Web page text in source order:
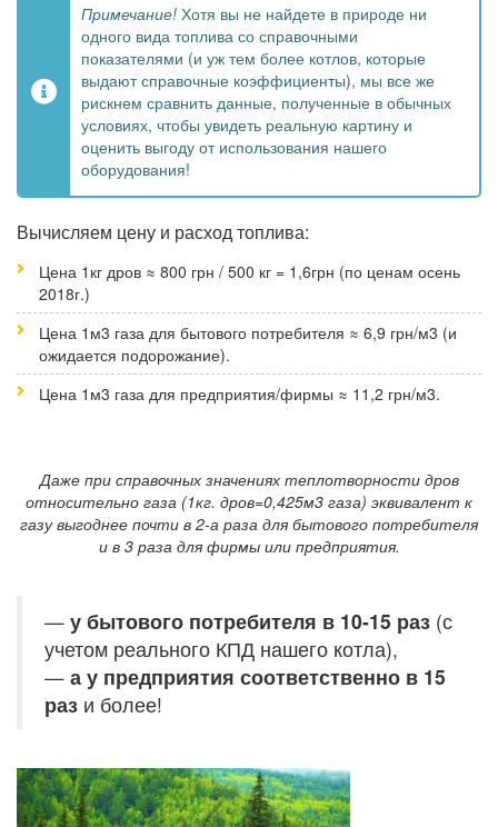
Примечание! Хотя вы не найдете в природе ни
одного вида топлива со справочными
показателями (и уж тем более котлов, которые
выдают справочные коэффициенты), мы все же
рискнем сравнить данные, полученные в обычных
условиях, чтобы увидеть реальную картину и
оценить выгоду от использования нашего
оборудования!
Вычисляем цену и расход топлива:
Цена 1кг дров ≈ 800 грн / 500 кг = 1,6грн (по ценам осень
2018г.)
Цена 1м3 газа для бытового потребителя ≈ 6,9 грн/м3 (и
ожидается подорожание).
Цена 1м3 газа для предприятия/фирмы ≈ 11,2 грн/м3.
Даже при справочных значениях теплотворности дров
относительно газа (1кг. дров=0,425м3 газа) эквивалент к
газу выгоднее почти в 2-а раза для бытового потребителя
и в 3 раза для фирмы или предприятия.
— у бытового потребителя в 10-15 раз (с
учетом реального КПД нашего котла),
— а у предприятия соответственно в 15
раз и более!